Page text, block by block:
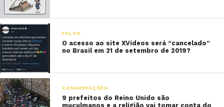
FALSO
O acesso ao site XVideos será “cancelado”
no Brasil em 21 de setembro de 2019?
CONSPIRAÇÕES
9 prefeitos do Reino Unido são
muçulmanos e a religião vai tomar conta do